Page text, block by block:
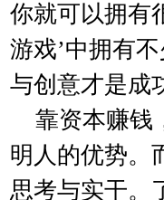
你就可以拥有
游戏’中拥有
与创意才是成
靠资本赚钱
明人的优势。
思考与实干。